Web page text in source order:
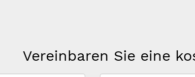
Vereinbaren Sie eine